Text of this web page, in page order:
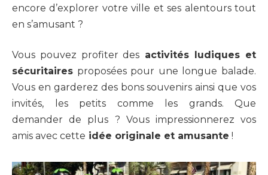
encore d’explorer votre ville et ses alentours tout
en s’amusant ?
Vous pouvez profiter des activités ludiques et
sécuritaires proposées pour une longue balade.
Vous en garderez des bons souvenirs ainsi que vos
invités, les petits comme les grands. Que
demander de plus ? Vous impressionnerez vos
amis avec cette idée originale et amusante !